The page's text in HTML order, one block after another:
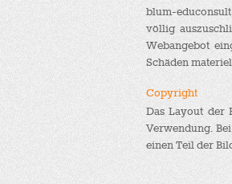
blum-
völlig
Webangebot
Schäden
Copyright
Das Layout der
Verwendung.
einen Teil der